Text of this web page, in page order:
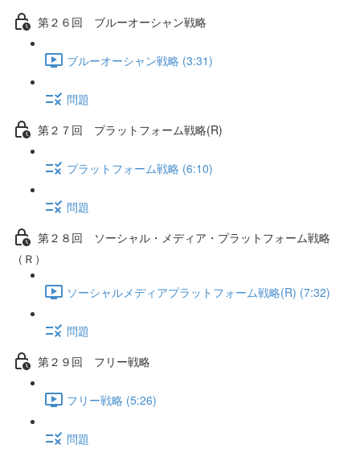
第２６回 ブルーオーシャン戦略
ブルーオーシャン戦略 (3:31)
問題
第２７回 プラットフォーム戦略(R)
プラットフォーム戦略 (6:10)
問題
第２８回 ソーシャル・メディア・プラットフォーム戦略
（Ｒ）
ソーシャルメディアプラットフォーム戦略(R) (7:32)
問題
第２９回 フリー戦略
フリー戦略 (5:26)
問題